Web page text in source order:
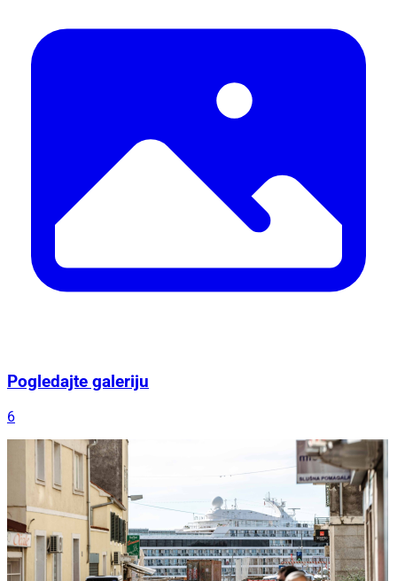
Pogledajte galeriju
6